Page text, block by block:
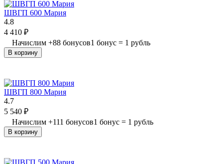
ШВГП 600 Мария
4.8
4 410 ₽
Начислим +88 бонусов1 бонус = 1 рубль
В корзину
ШВГП 800 Мария
4.7
5 540 ₽
Начислим +111 бонусов1 бонус = 1 рубль
В корзину